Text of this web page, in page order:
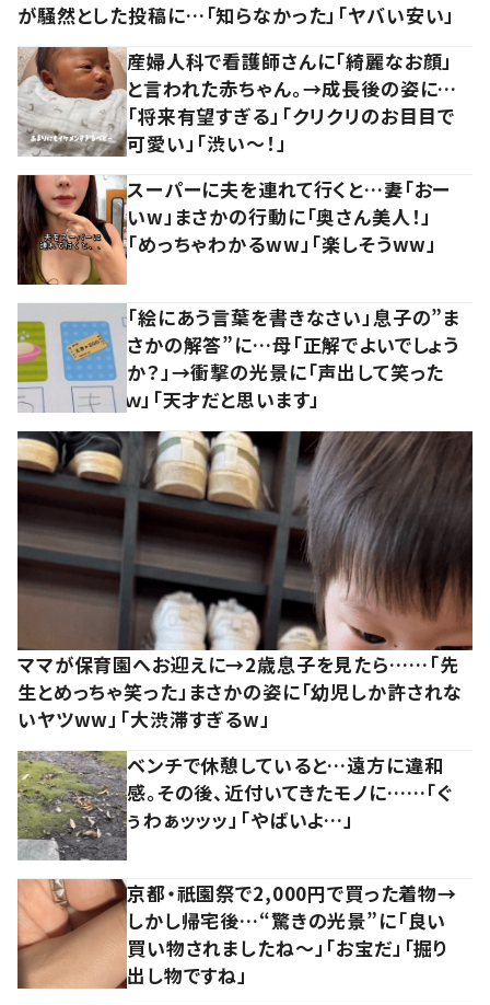
が騒然とした投稿に…「知らなかった」「ヤバい安い」
産婦人科で看護師さんに「綺麗なお顔」
と言われた赤ちゃん。→成長後の姿に…
「将来有望すぎる」「クリクリのお目目で
可愛い」「渋い～！」
スーパーに夫を連れて行くと…妻「おー
いw」まさかの行動に「奥さん美人！」
「めっちゃわかるww」「楽しそうww」
「絵にあう言葉を書きなさい」息子の”ま
さかの解答”に…母「正解でよいでしょう
か？」→衝撃の光景に「声出して笑った
ｗ」「天才だと思います」
ママが保育園へお迎えに→2歳息子を見たら……「先
生とめっちゃ笑った」まさかの姿に「幼児しか許されな
いヤツww」「大渋滞すぎるw」
ベンチで休憩していると…遠方に違和
感。その後、近付いてきたモノに……「ぐ
ぅわぁッッッ」「やばいよ…」
京都・祇園祭で2,000円で買った着物→
しかし帰宅後…“驚きの光景”に「良い
買い物されましたね～」「お宝だ」「掘り
出し物ですね」